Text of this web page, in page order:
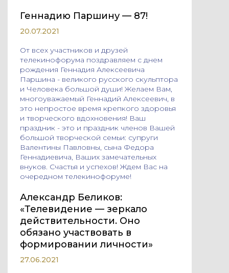
Геннадию Паршину — 87!
20.07.2021
От всех участников и друзей
телекинофорума поздравляем с днем
рождения Геннадия Алексеевича
Паршина - великого русского скульптора
и Человека большой души! Желаем Вам,
многоуважаемый Геннадий Алексеевич, в
это непростое время крепкого здоровья
и творческого вдохновения! Ваш
праздник - это и праздник членов Вашей
большой творческой семьи: супруги
Валентины Павловны, сына Федора
Геннадиевича, Ваших замечательных
внуков. Счастья и успехов! Ждем Вас на
очередном телекинофоруме!
Александр Беликов:
«Телевидение — зеркало
действительности. Оно
обязано участвовать в
формировании личности»
27.06.2021